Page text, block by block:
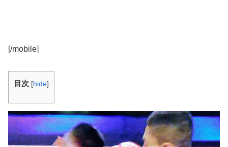
[/mobile]
目次 [hide]